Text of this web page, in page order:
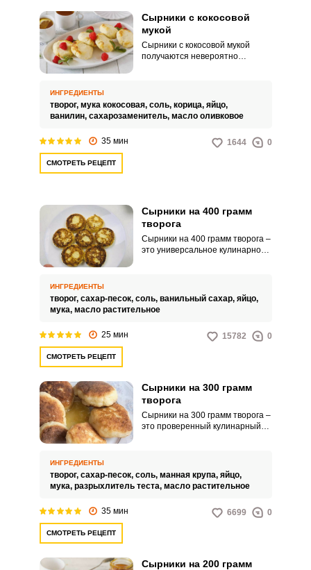
Сырники с кокосовой
мукой
Сырники с кокосовой мукой
получаются невероятно
полезнее для фигуры и
здоровья.
ИНГРЕДИЕНТЫ
творог, мука кокосовая, соль, корица, яйцо,
ванилин, сахарозаменитель, масло оливковое
35 мин 1644 0
СМОТРЕТЬ РЕЦЕПТ
Сырники на 400 грамм
творога
Сырники на 400 грамм творога –
это универсальное кулинарное
полезным и невероятно
вкусным блюдом с помощью
ИНГРЕДИЕНТЫ
творог, сахар-песок, соль, ванильный сахар, яйцо,
мука, масло растительное
25 мин 15782 0
СМОТРЕТЬ РЕЦЕПТ
Сырники на 300 грамм
творога
Сырники на 300 грамм творога –
это проверенный кулинарный
угощением, богатым белком и
кальцием.
ИНГРЕДИЕНТЫ
творог, сахар-песок, соль, манная крупа, яйцо,
мука, разрыхлитель теста, масло растительное
35 мин 6699 0
СМОТРЕТЬ РЕЦЕПТ
Сырники на 200 грамм